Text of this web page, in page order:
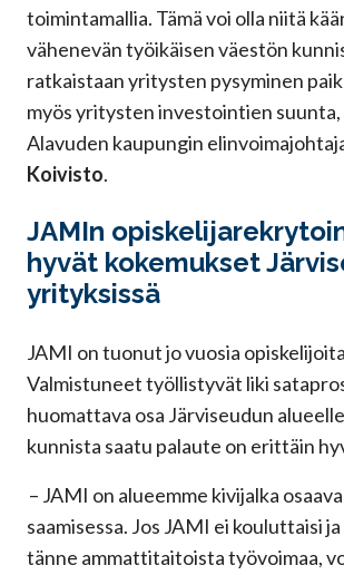
toimintamallia. Tämä voi olla niitä
vähenevän työikäisen väestön
ratkaistaan yritysten pysyminen
myös yritysten investointien
Alavuden kaupungin
Koivisto.
JAMIn
hyvät kokemukset
yrityksissä
JAMI on tuonut jo vuosia
Valmistuneet työllistyvät liki
huomattava osa Järviseudun
kunnista saatu palaute on erittäin
– JAMI on alueemme kivijalka
saamisessa. Jos JAMI ei kouluttaisi
tänne ammattitaitoista työvoimaa,